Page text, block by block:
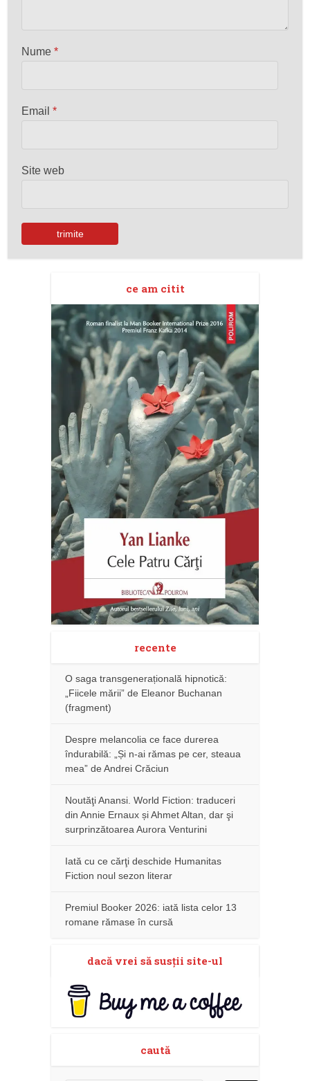
Nume*
Email*
Site web
ce am citit
recente
O saga transgenerațională hipnotică:
„Fiicele mării” de Eleanor Buchanan
(fragment)
Despre melancolia ce face durerea
îndurabilă: „Și n-ai rămas pe cer, steaua
mea” de Andrei Crăciun
Noutăţi Anansi. World Fiction: traduceri
din Annie Ernaux și Ahmet Altan, dar şi
surprinzătoarea Aurora Venturini
Iată cu ce cărţi deschide Humanitas
Fiction noul sezon literar
Premiul Booker 2026: iată lista celor 13
romane rămase în cursă
dacă vrei să susţii site-ul
caută